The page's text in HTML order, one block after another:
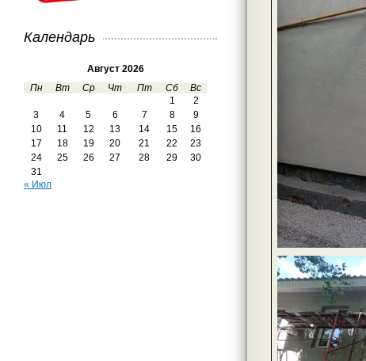
Календарь
Август 2026
Пн
Вт Ср Чт Пт Сб
Вс
1
2
3
4 5 6 7 8
9
10
11 12 13 14 15
16
17
18 19 20 21 22
23
24
25 26 27 28 29
30
31
« Июл